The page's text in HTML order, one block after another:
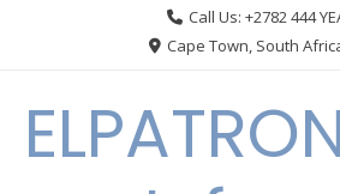
Call Us: +2782 444
Cape Town, South